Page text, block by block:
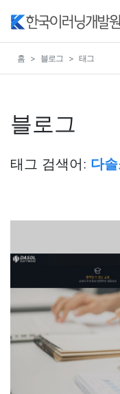
홈 블로그 태그
블로그
태그 검색어: 다